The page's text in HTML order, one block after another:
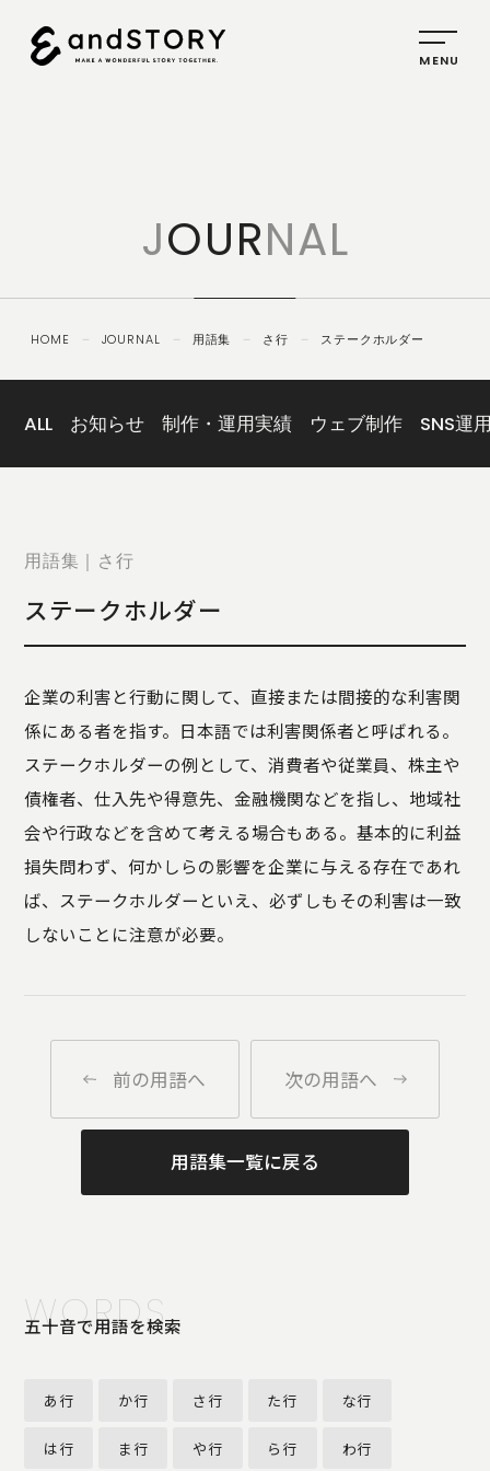
SERVICE
PLANNING
CREATIVE
IDENTITY
ABOUT
US
COMPANY
JOURNAL
CONTACT
US
PRIVACY
POLICY
SECURITY
POLICY
特定商取引
に基づく表
記
JOURNAL
HOME － JOURNAL － 用語集 － さ行 － ステークホルダー
ALL お知らせ 制作・運用実績 ウェブ制作 SNS運
用語集｜さ行
ステークホルダー
企業の利害と行動に関して、直接または間接的な利害関
係にある者を指す。日本語では利害関係者と呼ばれる。
ステークホルダーの例として、消費者や従業員、株主や
債権者、仕入先や得意先、金融機関などを指し、地域社
会や行政などを含めて考える場合もある。基本的に利益
損失問わず、何かしらの影響を企業に与える存在であれ
ば、ステークホルダーといえ、必ずしもその利害は一致
しないことに注意が必要。
前の用語へ 次の用語へ
用語集一覧に戻る
WORDS
五十音で用語を検索
あ行 か行 さ行 た行 な行
は行 ま行 や行 ら行 わ行